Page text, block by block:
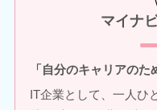
マイナ
「自分のキャリアのた
IT企業として、一人ひ